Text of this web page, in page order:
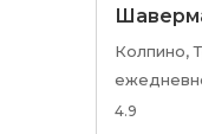
Колпино,
4.9